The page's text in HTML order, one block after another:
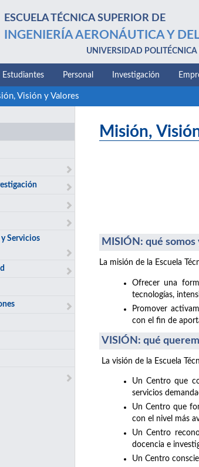
ESCUELA TÉCNICA SUPERIOR DE
INGENIERÍA AERONÁUTICA Y
UNIVERSIDAD
Estudiantes Personal Investigación
Visión y Valores
Servicios
Misión,
MISIÓN: qué somos
La misión de la Escuela
Ofrecer una
tecnologías,
Promover
con el fin de
VISIÓN: qué
La visión de la Escuela
Un Centro que
servicios
Un Centro que
con el nivel más
Un Centro
docencia e
Un Centro